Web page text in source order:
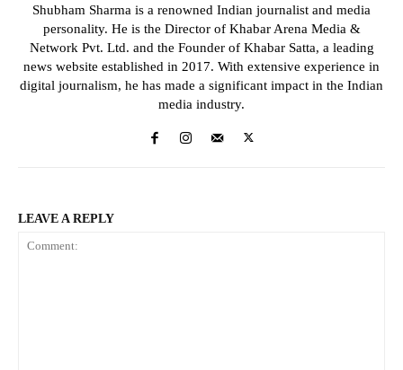
Shubham Sharma is a renowned Indian journalist and media
personality. He is the Director of Khabar Arena Media &
Network Pvt. Ltd. and the Founder of Khabar Satta, a leading
news website established in 2017. With extensive experience in
digital journalism, he has made a significant impact in the Indian
media industry.
LEAVE A REPLY